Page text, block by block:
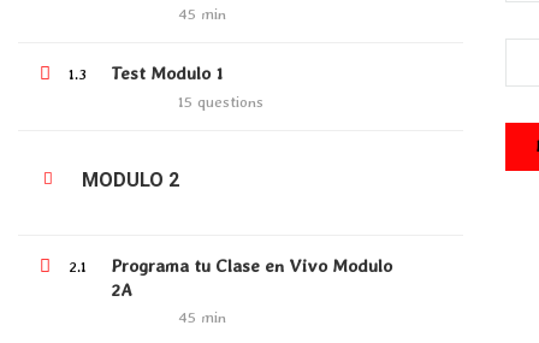
45 min
1.3 Test Modulo 1
15 questions
MODULO 2
2.1
Programa tu Clase en Vivo Modulo
2A
45 min